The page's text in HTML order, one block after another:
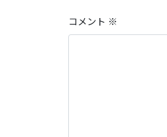
コメント ※